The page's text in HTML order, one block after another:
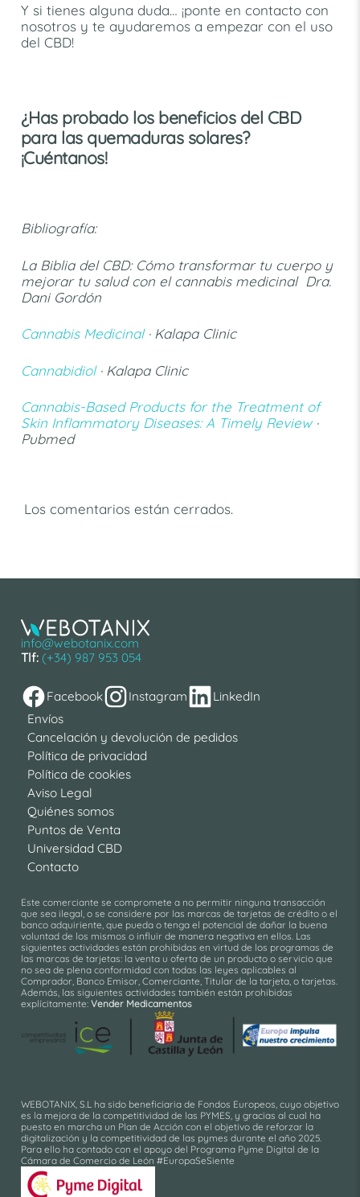
Y si tienes alguna duda… ¡ponte en contacto con
nosotros y te ayudaremos a empezar con el uso
del CBD!
¿Has probado los beneficios del CBD
para las quemaduras solares?
¡Cuéntanos!
Bibliografía:
La Biblia del CBD: Cómo transformar tu cuerpo y
mejorar tu salud con el cannabis medicinal Dra.
Dani Gordón
Cannabis Medicinal· Kalapa Clinic
Cannabidiol· Kalapa Clinic
Cannabis-Based Products for the Treatment of
Skin Inflammatory Diseases: A Timely Review·
Pubmed
Los comentarios están cerrados.
info@webotanix.com
Tlf: (+34) 987 953 054
Facebook Instagram
LinkedIn
Envíos
Cancelación y devolución de pedidos
Política de privacidad
Política de cookies
Aviso Legal
Quiénes somos
Puntos de Venta
Universidad CBD
Contacto
Este comerciante se compromete a no permitir ninguna transacción
que sea ilegal, o se considere por las marcas de tarjetas de crédito o el
banco adquiriente, que pueda o tenga el potencial de dañar la buena
voluntad de los mismos o influir de manera negativa en ellos. Las
siguientes actividades están prohibidas en virtud de los programas de
las marcas de tarjetas: la venta u oferta de un producto o servicio que
no sea de plena conformidad con todas las leyes aplicables al
Comprador, Banco Emisor, Comerciante, Titular de la tarjeta, o tarjetas.
Además, las siguientes actividades también están prohibidas
explícitamente: Vender Medicamentos
WEBOTANIX, S.L ha sido beneficiaria de Fondos Europeos, cuyo objetivo
es la mejora de la competitividad de las PYMES, y gracias al cual ha
puesto en marcha un Plan de Acción con el objetivo de reforzar la
digitalización y la competitividad de las pymes durante el año 2025.
Para ello ha contado con el apoyo del Programa Pyme Digital de la
Cámara de Comercio de León #EuropaSeSiente